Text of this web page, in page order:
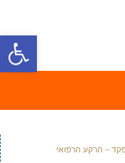
פתח
– הרקע הרפואי